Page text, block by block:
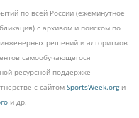
по всей России (ежеминутное
с архивом и поиском по
решений и алгоритмов
самообучающегося
ресурсной поддержке
с сайтом SportsWeek.orgи
и др.